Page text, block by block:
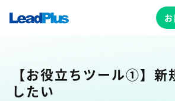
広告プロモーション
【お役立ちツール①】新
したい